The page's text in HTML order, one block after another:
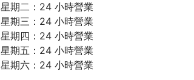
星期二：24 小時營業
星期三：24 小時營業
星期四：24 小時營業
星期五：24 小時營業
星期六：24 小時營業